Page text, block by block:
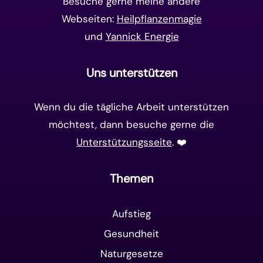
Webseiten: Heilpflanzenmagie
und Yannick Energie
Uns unterstützen
Wenn du die tägliche Arbeit unterstützen
möchtest, dann besuche gerne die
Unterstützungsseite. ❤️️
Themen
Aufstieg
Gesundheit
Naturgesetze